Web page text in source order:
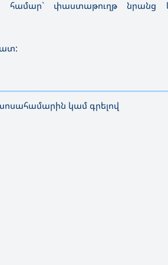
համար` փաստաթուղթ նրանց
կամ գրելով